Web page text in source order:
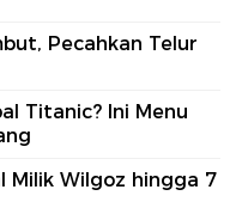
Pecahkan Telur
Titanic? Ini Menu
Milik Wilgoz hingga 7